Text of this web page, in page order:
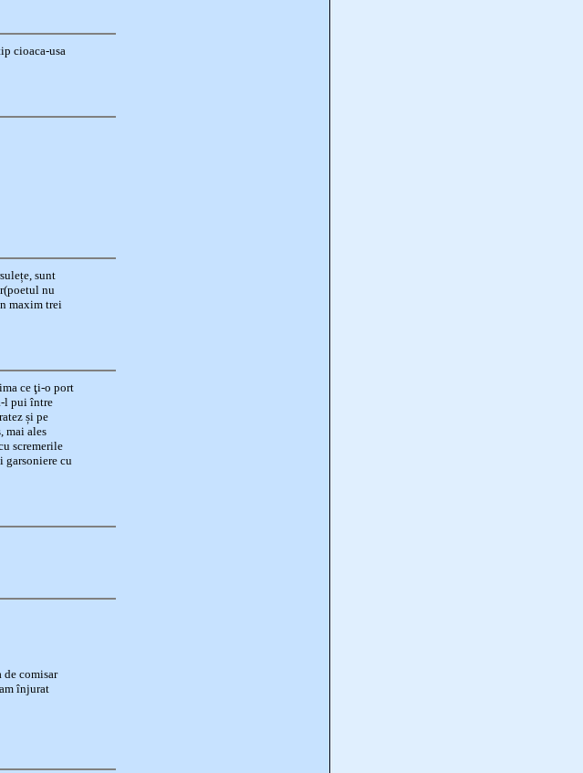
cioaca-usa
sunt
nu
maxim trei
ce ţi-o port
l pui între
și pe
mai ales
scremerile
garsoniere cu
de comisar
înjurat